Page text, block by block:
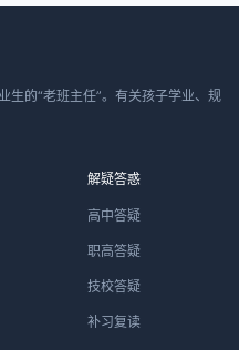
生的“老班主任”。有关孩子学业、规
解疑答惑
高中答疑
职高答疑
技校答疑
补习复读